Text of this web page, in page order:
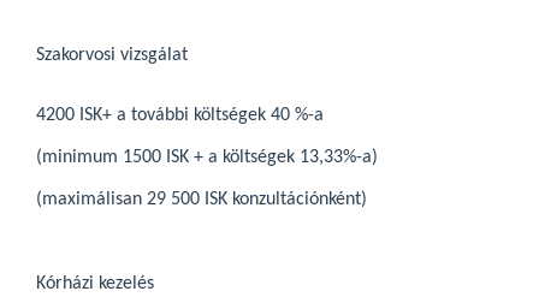
Szakorvosi vizsgálat
4200 ISK+ a további költségek 40 %-a
(minimum 1500 ISK + a költségek 13,33%-a)
(maximálisan 29 500 ISK konzultációnként)
Kórházi kezelés